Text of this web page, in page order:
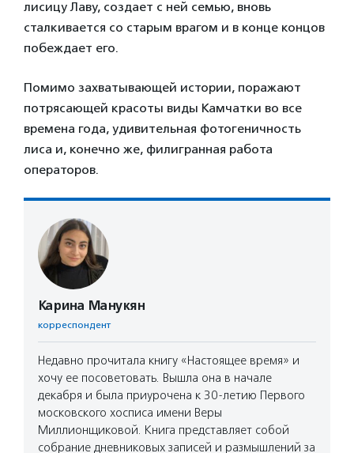
лисицу Лаву, создает с ней семью, вновь
сталкивается со старым врагом и в конце концов
побеждает его.
Помимо захватывающей истории, поражают
потрясающей красоты виды Камчатки во все
времена года, удивительная фотогеничность
лиса и, конечно же, филигранная работа
операторов.
Карина Манукян
корреспондент
Недавно прочитала книгу «Настоящее время» и
хочу ее посоветовать. Вышла она в начале
декабря и была приурочена к 30-летию Первого
московского хосписа имени Веры
Миллионщиковой. Книга представляет собой
собрание дневниковых записей и размышлений за